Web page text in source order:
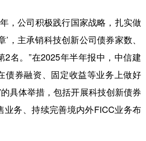
安徽 福建 江西
河南 湖北 湖南
广西 海南 重庆
贵州 云南 西藏
公司积极践行国家战略，扎实做
’，主承销科技创新公司债券家数、
2名。”在2025年半年报中，中信建
债券融资、固定收益等业务上做好
的具体举措，包括开展科技创新债券
业务、持续完善境内外FICC业务布